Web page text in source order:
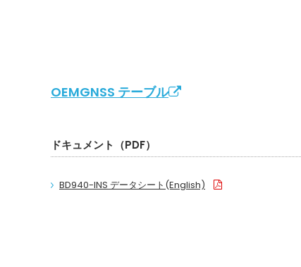
OEMGNSS テーブル
ドキュメント（PDF）
BD940-INS データシート(English)